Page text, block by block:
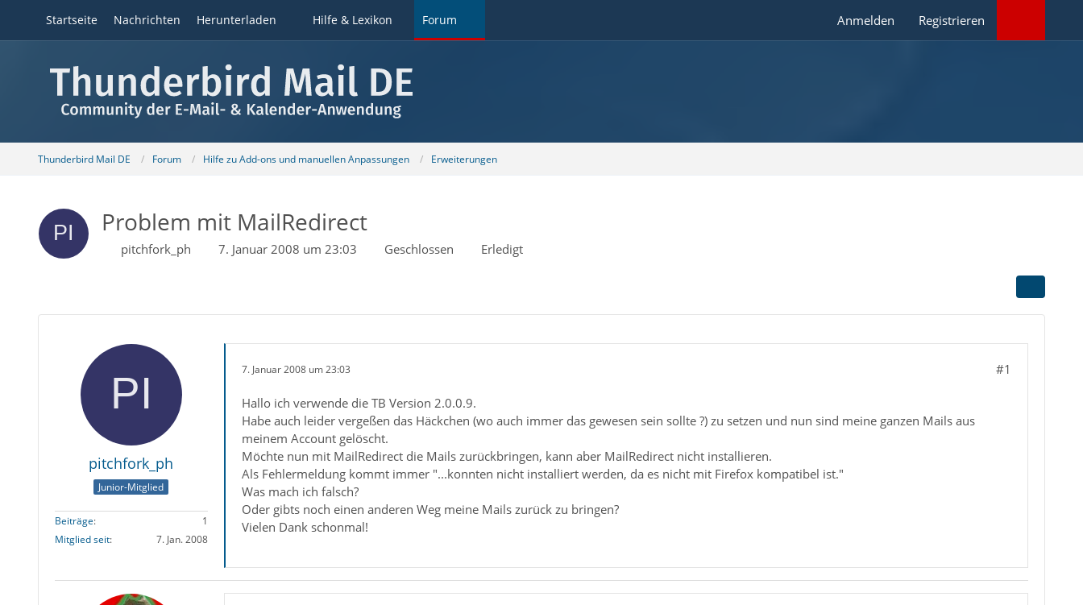
Startseite Nachrichten Herunterladen Hilfe & Lexikon Forum Anmelden Registrieren
Thunderbird Mail DE Forum Hilfe zu Add-ons und manuellen Anpassungen Erweiterungen
Problem mit MailRedirect
pitchfork_ph 7. Januar 2008 um 23:03 Geschlossen Erledigt
pitchfork_ph
Junior-Mitglied
Beiträge
1
Mitglied seit
7. Jan. 2008
7. Januar 2008 um 23:03 #1
Hallo ich verwende die TB Version 2.0.0.9.
Habe auch leider vergeßen das Häckchen (wo auch immer das gewesen sein sollte ?) zu setzen und nun sind meine ganzen Mails aus
meinem Account gelöscht.
Möchte nun mit MailRedirect die Mails zurückbringen, kann aber MailRedirect nicht installieren.
Als Fehlermeldung kommt immer "...konnten nicht installiert werden, da es nicht mit Firefox kompatibel ist."
Was mach ich falsch?
Oder gibts noch einen anderen Weg meine Mails zurück zu bringen?
Vielen Dank schonmal!